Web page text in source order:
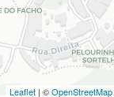
Leaflet | ©OpenStreetMap